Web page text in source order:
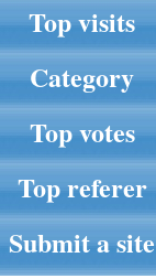
Top visits
Category
Top votes
Top referer
Submit a site